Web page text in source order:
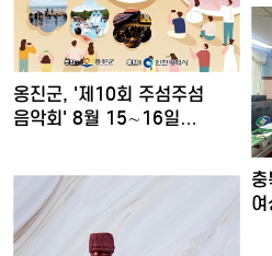
옹진군, '제10회 주섬주섬
음악회' 8월 15∼16일…